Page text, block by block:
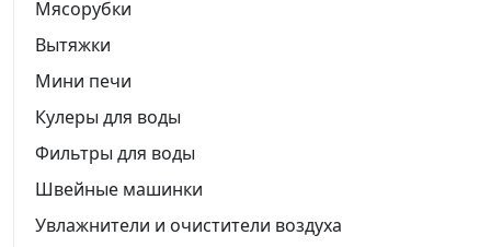
Мясорубки
Вытяжки
Мини печи
Кулеры для воды
Фильтры для воды
Швейные машинки
Увлажнители и очистители воздуха